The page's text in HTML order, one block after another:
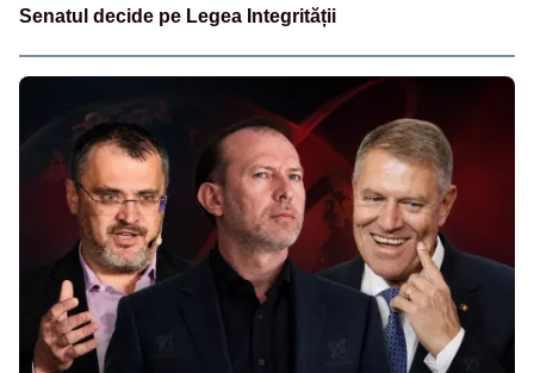
Senatul decide pe Legea Integrității